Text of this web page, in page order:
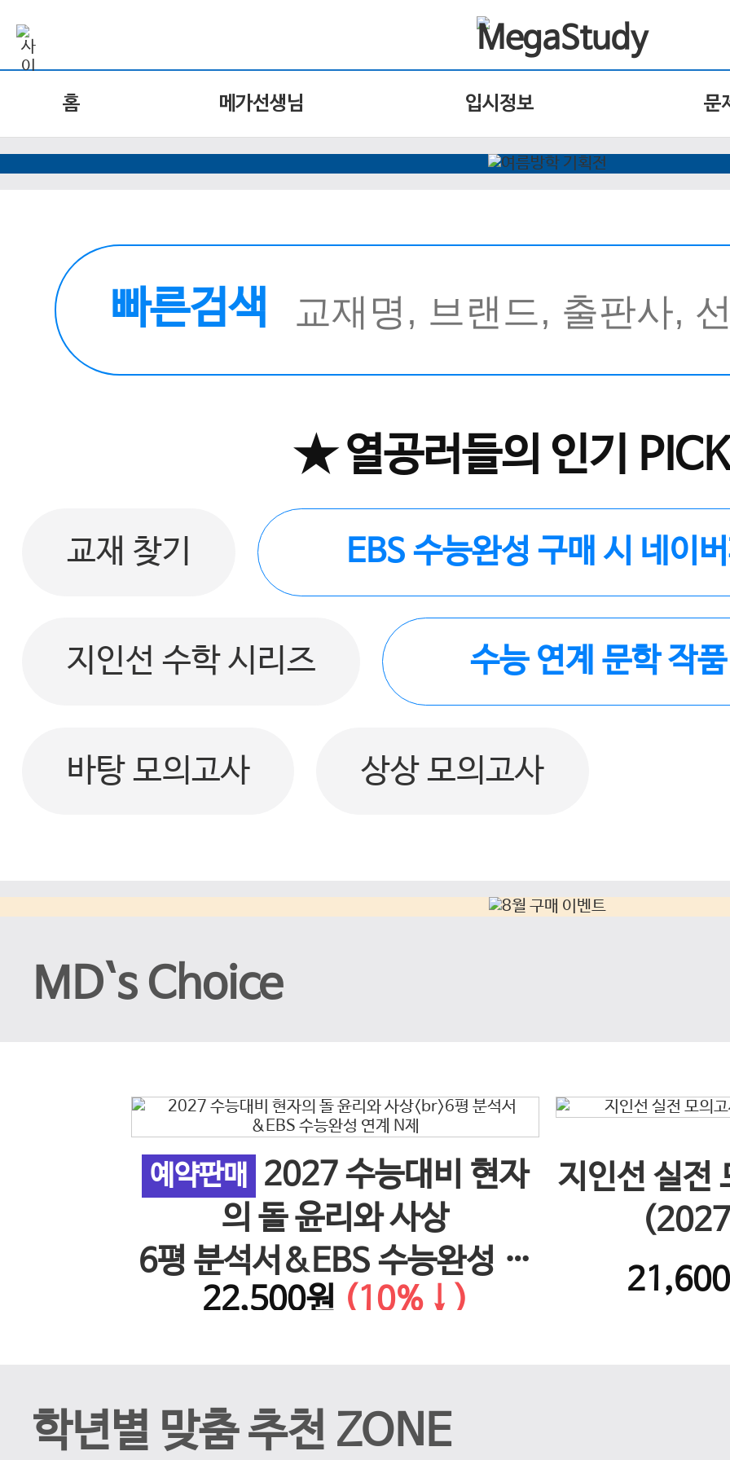
홈 메가선생님 입시정보 문
빠른검색
★ 열공러들의 인기
교재 찾기 EBS 수능완성 구매 시 네이
지인선 수학 시리즈 수능 연계 문학 작
바탕 모의고사 상상 모의고사
MD`s Choice
예약판매
2027 수능대비 현자
의 돌 윤리와 사상
6평 분석서&EBS 수능완성 연
계 N제
22,500원 (10%↓)
지인선 실전
학년별 맞춤 추천 ZONE